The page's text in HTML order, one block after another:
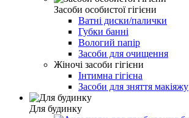
Засоби особистої гігієни
Ватні диски/палички
Губки банні
Вологий папір
Засоби для очищення
Жіночі засоби гігієни
Інтимна гігієна
Засоби для зняття макіяжу
Для будинку